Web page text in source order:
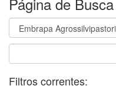
Filtros correntes: